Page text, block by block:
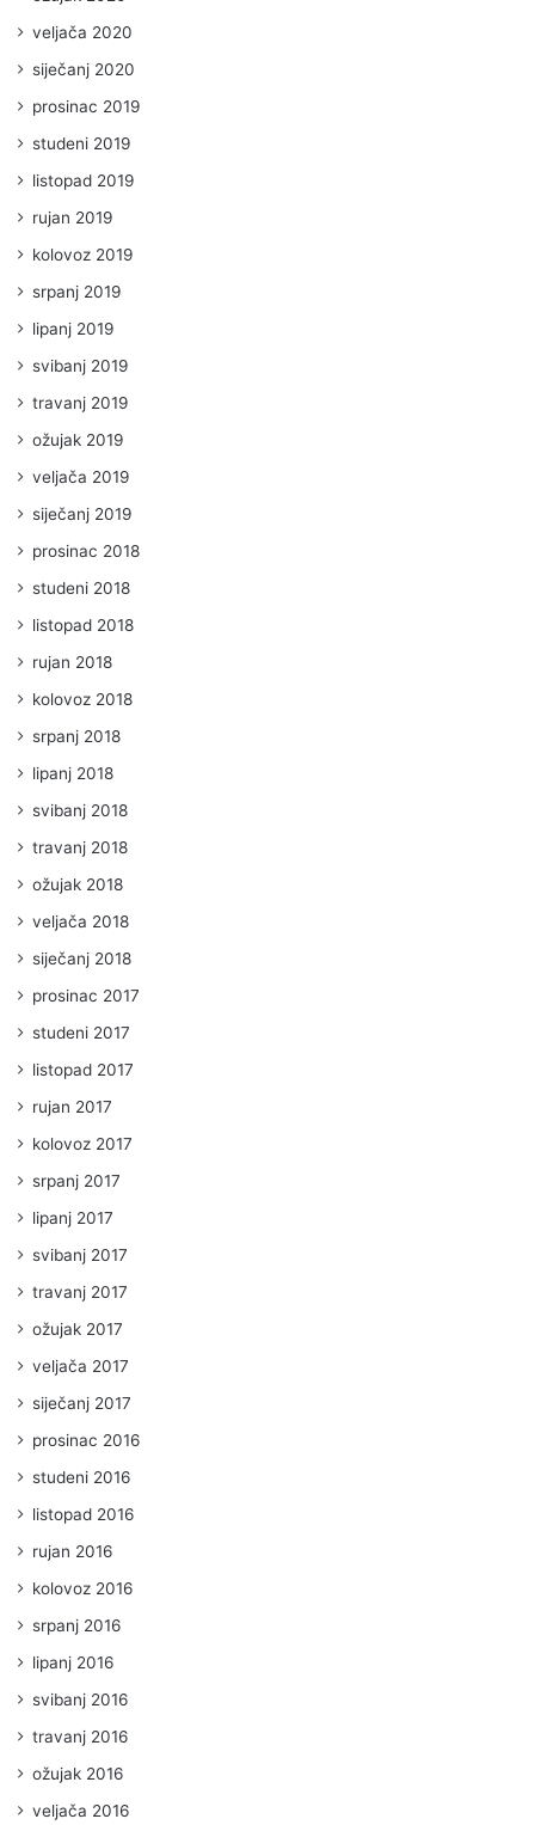
veljača 2020
siječanj 2020
prosinac 2019
studeni 2019
listopad 2019
rujan 2019
kolovoz 2019
srpanj 2019
lipanj 2019
svibanj 2019
travanj 2019
ožujak 2019
veljača 2019
siječanj 2019
prosinac 2018
studeni 2018
listopad 2018
rujan 2018
kolovoz 2018
srpanj 2018
lipanj 2018
svibanj 2018
travanj 2018
ožujak 2018
veljača 2018
siječanj 2018
prosinac 2017
studeni 2017
listopad 2017
rujan 2017
kolovoz 2017
srpanj 2017
lipanj 2017
svibanj 2017
travanj 2017
ožujak 2017
veljača 2017
siječanj 2017
prosinac 2016
studeni 2016
listopad 2016
rujan 2016
kolovoz 2016
srpanj 2016
lipanj 2016
svibanj 2016
travanj 2016
ožujak 2016
veljača 2016